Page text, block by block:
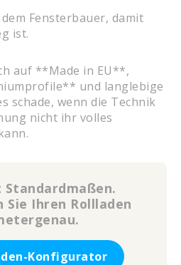
Fensterbauer, damit
ist.
auf **Made in EU**,
und langlebige
schade, wenn die Technik
nicht ihr volles
Standardmaßen.
Sie Ihren Rollladen
Konfigurator